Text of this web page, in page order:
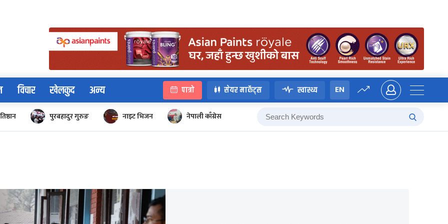
विचार खेलकुद अन्य पात्रो सेयर मार्केट्स स्वास्थ्य EN
पुरबहादुर गुरुङ नाइट भिजन नेपाली काँग्रेस